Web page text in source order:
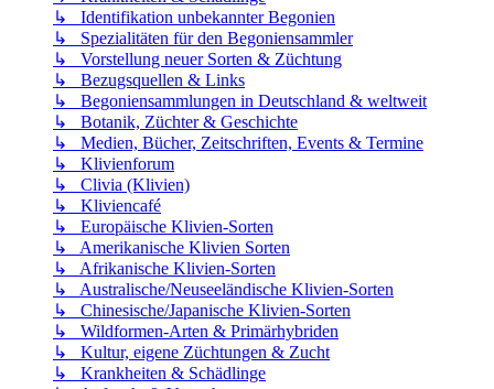
↳ Identifikation unbekannter Begonien
↳ Spezialitäten für den Begoniensammler
↳ Vorstellung neuer Sorten & Züchtung
↳ Bezugsquellen & Links
↳ Begoniensammlungen in Deutschland & weltweit
↳ Botanik, Züchter & Geschichte
↳ Medien, Bücher, Zeitschriften, Events & Termine
↳ Klivienforum
↳ Clivia (Klivien)
↳ Kliviencafé
↳ Europäische Klivien-Sorten
↳ Amerikanische Klivien Sorten
↳ Afrikanische Klivien-Sorten
↳ Australische/Neuseeländische Klivien-Sorten
↳ Chinesische/Japanische Klivien-Sorten
↳ Wildformen-Arten & Primärhybriden
↳ Kultur, eigene Züchtungen & Zucht
↳ Krankheiten & Schädlinge